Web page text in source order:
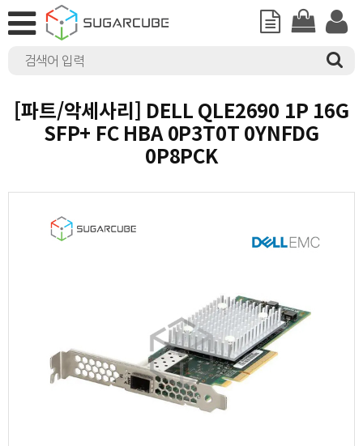
[파트/악세사리] DELL QLE2690 1P 16G
SFP+ FC HBA 0P3T0T 0YNFDG
0P8PCK